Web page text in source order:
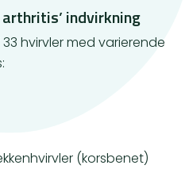
indvirkning
hvirvler med varierende
(korsbenet)